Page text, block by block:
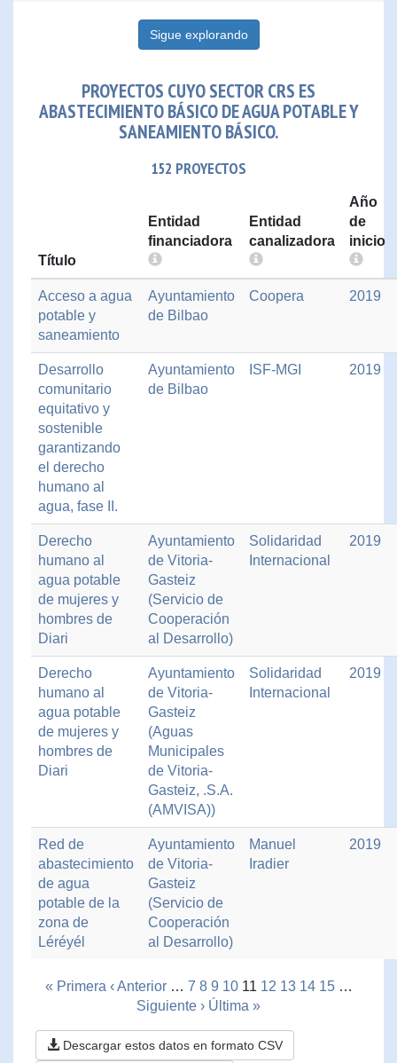
Sigue explorando
PROYECTOS CUYO SECTOR CRS ES
ABASTECIMIENTO BÁSICO DE AGUA POTABLE Y
SANEAMIENTO BÁSICO.
152 PROYECTOS
Título
Entidad
financiadora
Entidad
canalizadora
Año
de
inicio
Acceso a agua
potable y
saneamiento
Ayuntamiento
de Bilbao
Coopera 2019
Desarrollo
comunitario
equitativo y
sostenible
garantizando
el derecho
humano al
agua, fase II.
Ayuntamiento
de Bilbao
ISF-MGI 2019
Derecho
humano al
agua potable
de mujeres y
hombres de
Diari
Ayuntamiento
de Vitoria-
Gasteiz
(Servicio de
Cooperación
al Desarrollo)
Solidaridad
Internacional
2019
Derecho
humano al
agua potable
de mujeres y
hombres de
Diari
Ayuntamiento
de Vitoria-
Gasteiz
(Aguas
Municipales
de Vitoria-
Gasteiz, .S.A.
(AMVISA))
Solidaridad
Internacional
2019
Red de
abastecimiento
de agua
potable de la
zona de
Léréyél
Ayuntamiento
de Vitoria-
Gasteiz
(Servicio de
Cooperación
al Desarrollo)
Manuel
Iradier
2019
« Primera ‹ Anterior … 7 8 9 10 11 12 13 14 15 …
Siguiente › Última »
Descargar estos datos en formato CSV